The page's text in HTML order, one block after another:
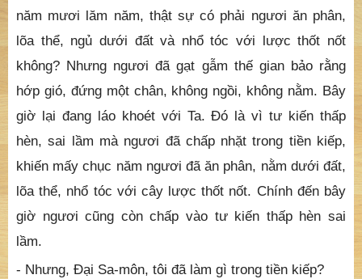
năm mươi lăm năm, thật sự có phải ngươi ăn phân,
lõa thể, ngủ dưới đất và nhổ tóc với lược thốt nốt
không? Nhưng ngươi đã gạt gẫm thế gian bảo rằng
hớp gió, đứng một chân, không ngồi, không nằm. Bây
giờ lại đang láo khoét với Ta. Ðó là vì tư kiến thấp
hèn, sai lầm mà ngươi đã chấp nhặt trong tiền kiếp,
khiến mấy chục năm ngươi đã ăn phân, nằm dưới đất,
lõa thể, nhổ tóc với cây lược thốt nốt. Chính đến bây
giờ ngươi cũng còn chấp vào tư kiến thấp hèn sai
lầm.
- Nhưng, Ðại Sa-môn, tôi đã làm gì trong tiền kiếp?